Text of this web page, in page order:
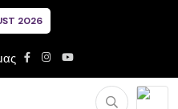
2026